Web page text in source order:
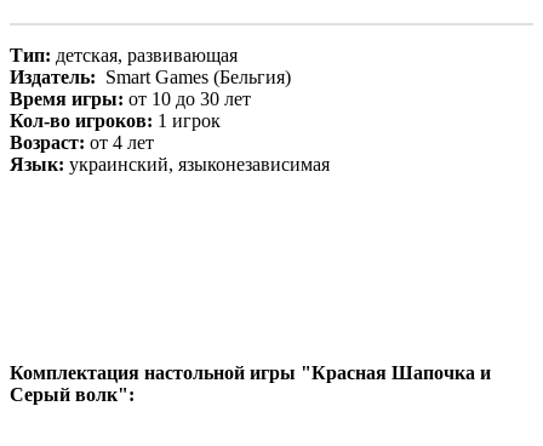
Тип: детская, развивающая
Издатель: Smart Games (Бельгия)
Время игры: от 10 до 30 лет
Кол-во игроков: 1 игрок
Возраст: от 4 лет
Язык: украинский, языконезависимая
Комплектация настольной игры "Красная Шапочка и
Серый волк":